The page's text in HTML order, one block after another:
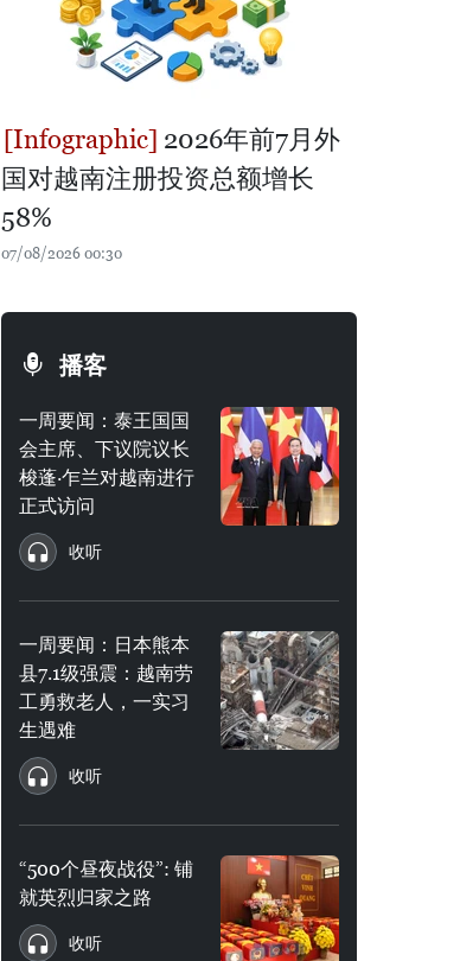
2026年前7月外
国对越南注册投资总额增长
58%
07/08/2026 00:30
播客
一周要闻：泰王国国
会主席、下议院议长
梭蓬·乍兰对越南进行
正式访问
收听
一周要闻：日本熊本
县7.1级强震：越南劳
工勇救老人，一实习
生遇难
收听
“500个昼夜战役”: 铺
就英烈归家之路
收听